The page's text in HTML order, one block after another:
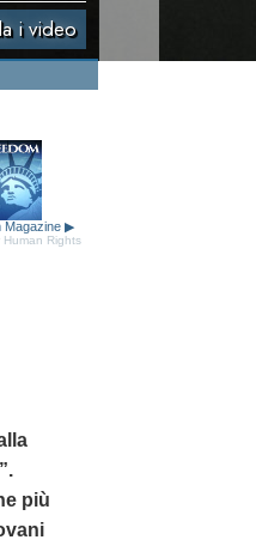
i video
Magazine ▶
Human Rights
più